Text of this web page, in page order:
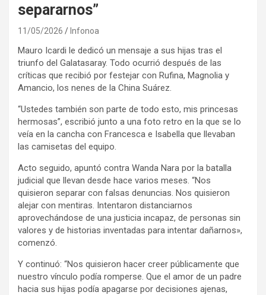
separarnos”
11/05/2026 Infonoa
Mauro Icardi le dedicó un mensaje a sus hijas tras el
triunfo del Galatasaray. Todo ocurrió después de las
críticas que recibió por festejar con Rufina, Magnolia y
Amancio, los nenes de la China Suárez.
“Ustedes también son parte de todo esto, mis princesas
hermosas”, escribió junto a una foto retro en la que se lo
veía en la cancha con Francesca e Isabella que llevaban
las camisetas del equipo.
Acto seguido, apuntó contra Wanda Nara por la batalla
judicial que llevan desde hace varios meses. “Nos
quisieron separar con falsas denuncias. Nos quisieron
alejar con mentiras. Intentaron distanciarnos
aprovechándose de una justicia incapaz, de personas sin
valores y de historias inventadas para intentar dañarnos»,
comenzó.
Y continuó: “Nos quisieron hacer creer públicamente que
nuestro vínculo podía romperse. Que el amor de un padre
hacia sus hijas podía apagarse por decisiones ajenas,